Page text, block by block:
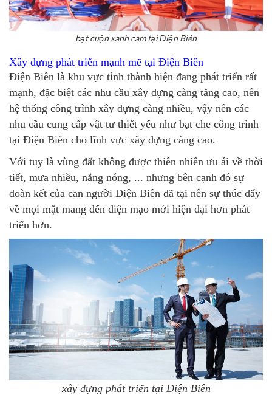
bạt cuộn xanh cam tại Điện Biên
Xây dựng phát triển mạnh mẽ tại Điện Biên
Điện Biên là khu vực tỉnh thành hiện đang phát triển rất
mạnh, đặc biệt các nhu cầu xây dựng càng tăng cao, nên
hệ thống công trình xây dựng càng nhiều, vậy nên các
nhu cầu cung cấp vật tư thiết yếu như bạt che công trình
tại Điện Biên cho lĩnh vực xây dựng càng cao.
Với tuy là vùng đất không được thiên nhiên ưu ái về thời
tiết, mưa nhiều, nắng nóng, ... nhưng bên cạnh đó sự
đoàn kết của can người Điện Biên đã tại nên sự thúc đẩy
về mọi mặt mang đến diện mạo mới hiện đại hơn phát
triển hơn.
xây dựng phát triển tại Điện Biên